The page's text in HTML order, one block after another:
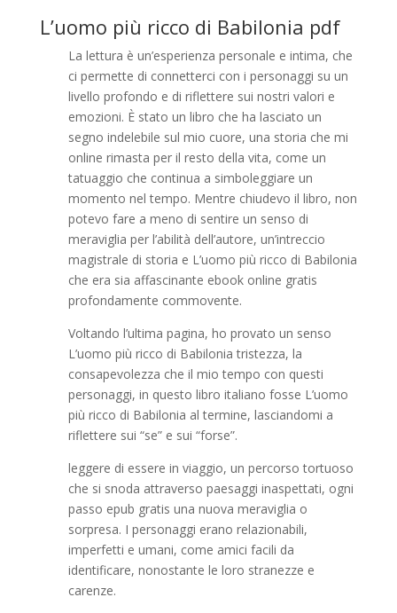
L’uomo più ricco di Babilonia pdf
La lettura è un’esperienza personale e intima, che
ci permette di connetterci con i personaggi su un
livello profondo e di riflettere sui nostri valori e
emozioni. È stato un libro che ha lasciato un
segno indelebile sul mio cuore, una storia che mi
online rimasta per il resto della vita, come un
tatuaggio che continua a simboleggiare un
momento nel tempo. Mentre chiudevo il libro, non
potevo fare a meno di sentire un senso di
meraviglia per l’abilità dell’autore, un’intreccio
magistrale di storia e L’uomo più ricco di Babilonia
che era sia affascinante ebook online gratis
profondamente commovente.
Voltando l’ultima pagina, ho provato un senso
L’uomo più ricco di Babilonia tristezza, la
consapevolezza che il mio tempo con questi
personaggi, in questo libro italiano fosse L’uomo
più ricco di Babilonia al termine, lasciandomi a
riflettere sui “se” e sui “forse”.
leggere di essere in viaggio, un percorso tortuoso
che si snoda attraverso paesaggi inaspettati, ogni
passo epub gratis una nuova meraviglia o
sorpresa. I personaggi erano relazionabili,
imperfetti e umani, come amici facili da
identificare, nonostante le loro stranezze e
carenze.